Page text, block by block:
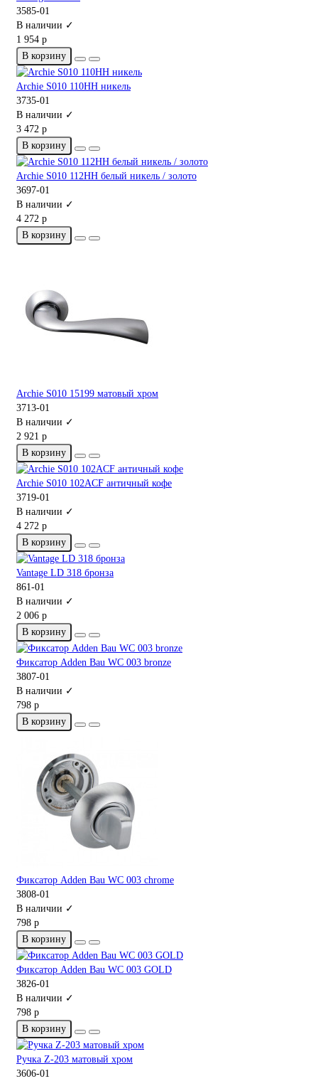
3585-01
В наличии ✓
1 954 р
В корзину
Archie S010 110HH никель
3735-01
В наличии ✓
3 472 р
В корзину
Archie S010 112HH белый никель / золото
3697-01
В наличии ✓
4 272 р
В корзину
Archie S010 15199 матовый хром
3713-01
В наличии ✓
2 921 р
В корзину
Archie S010 102ACF античный кофе
3719-01
В наличии ✓
4 272 р
В корзину
Vantage LD 318 бронза
861-01
В наличии ✓
2 006 р
В корзину
Фиксатор Adden Bau WC 003 bronze
3807-01
В наличии ✓
798 р
В корзину
Фиксатор Adden Bau WC 003 chrome
3808-01
В наличии ✓
798 р
В корзину
Фиксатор Adden Bau WC 003 GOLD
3826-01
В наличии ✓
798 р
В корзину
Ручка Z-203 матовый хром
3606-01